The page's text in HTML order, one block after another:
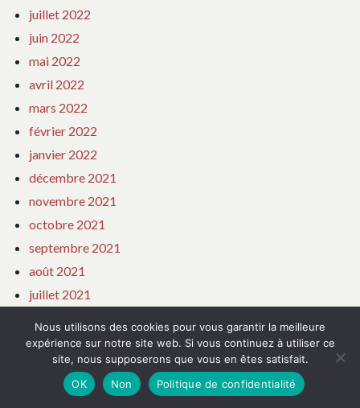
juillet 2022
juin 2022
mai 2022
avril 2022
mars 2022
février 2022
janvier 2022
décembre 2021
novembre 2021
octobre 2021
septembre 2021
août 2021
juillet 2021
mai 2021
avril 2021
mars 2021
Nous utilisons des cookies pour vous garantir la meilleure
expérience sur notre site web. Si vous continuez à utiliser ce
site, nous supposerons que vous en êtes satisfait.
OK
Non Politique de confidentialité